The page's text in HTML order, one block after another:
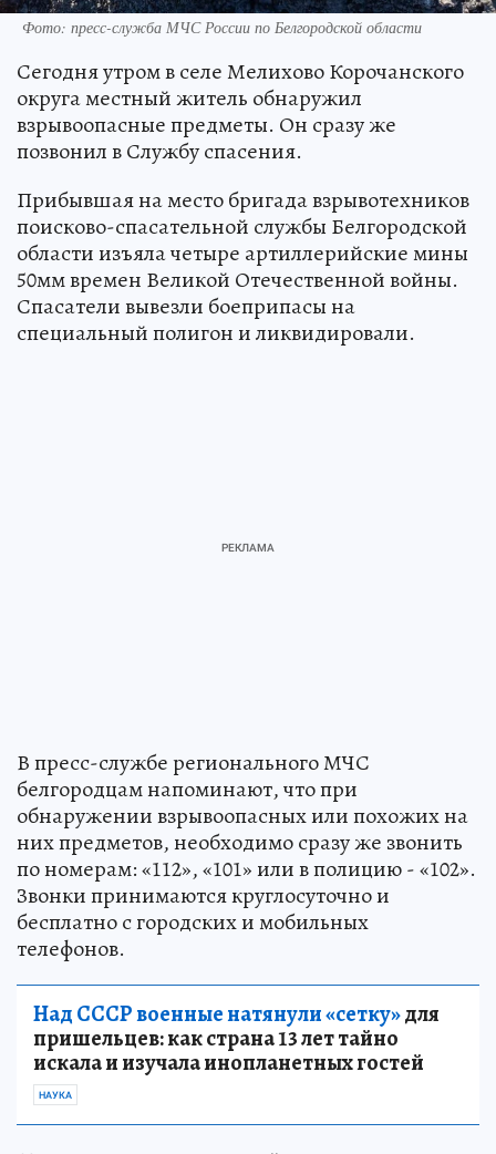
Фото: пресс-служба МЧС России по Белгородской области
Сегодня утром в селе Мелихово Корочанского
округа местный житель обнаружил
взрывоопасные предметы. Он сразу же
позвонил в Службу спасения.
Прибывшая на место бригада взрывотехников
поисково-спасательной службы Белгородской
области изъяла четыре артиллерийские мины
50мм времен Великой Отечественной войны.
Спасатели вывезли боеприпасы на
специальный полигон и ликвидировали.
В пресс-службе регионального МЧС
белгородцам напоминают, что при
обнаружении взрывоопасных или похожих на
них предметов, необходимо сразу же звонить
по номерам: «112», «101» или в полицию - «102».
Звонки принимаются круглосуточно и
бесплатно с городских и мобильных
телефонов.
Над СССР военные натянули «сетку»для
пришельцев: как страна 13 лет тайно
искала и изучала инопланетных гостей
НАУКА